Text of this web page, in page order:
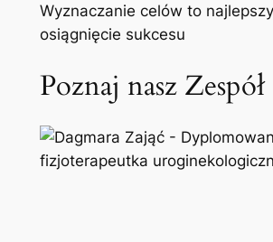
Wyznaczanie celów to
osiągnięcie sukcesu
Poznaj nasz Zespół